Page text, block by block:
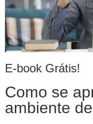
E-book Grátis!
Como se
ambiente